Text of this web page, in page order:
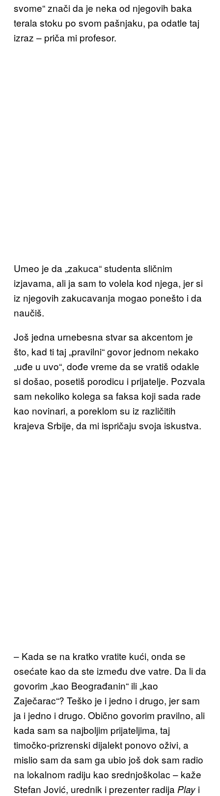
svome“ znači da je neka od njegovih baka
terala stoku po svom pašnjaku, pa odatle taj
izraz – priča mi profesor.
Umeo je da „zakuca“ studenta sličnim
izjavama, ali ja sam to volela kod njega, jer si
iz njegovih zakucavanja mogao ponešto i da
naučiš.
Još jedna urnebesna stvar sa akcentom je
što, kad ti taj „pravilni“ govor jednom nekako
„uđe u uvo“, dođe vreme da se vratiš odakle
si došao, posetiš porodicu i prijatelje. Pozvala
sam nekoliko kolega sa faksa koji sada rade
kao novinari, a poreklom su iz različitih
krajeva Srbije, da mi ispričaju svoja iskustva.
– Kada se na kratko vratite kući, onda se
osećate kao da ste između dve vatre. Da li da
govorim „kao Beograđanin“ ili „kao
Zaječarac“? Teško je i jedno i drugo, jer sam
ja i jedno i drugo. Obično govorim pravilno, ali
kada sam sa najboljim prijateljima, taj
timočko-prizrenski dijalekt ponovo oživi, a
mislio sam da sam ga ubio još dok sam radio
na lokalnom radiju kao srednjoškolac – kaže
Stefan Jović, urednik i prezenter radija Play i